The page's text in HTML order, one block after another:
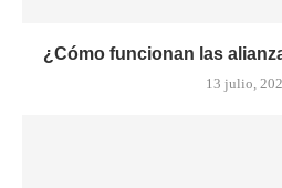
¿Cómo funcionan las
13 julio,